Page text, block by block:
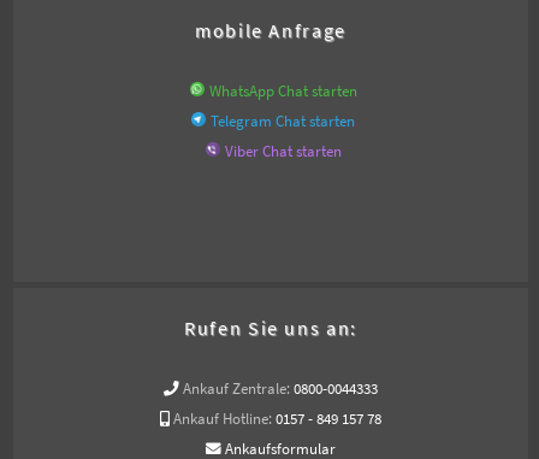
mobile Anfrage
WhatsApp Chat starten
Telegram Chat starten
Viber Chat starten
Rufen Sie uns an:
Ankauf Zentrale: 0800-0044333
Ankauf Hotline: 0157 - 849 157 78
Ankaufsformular